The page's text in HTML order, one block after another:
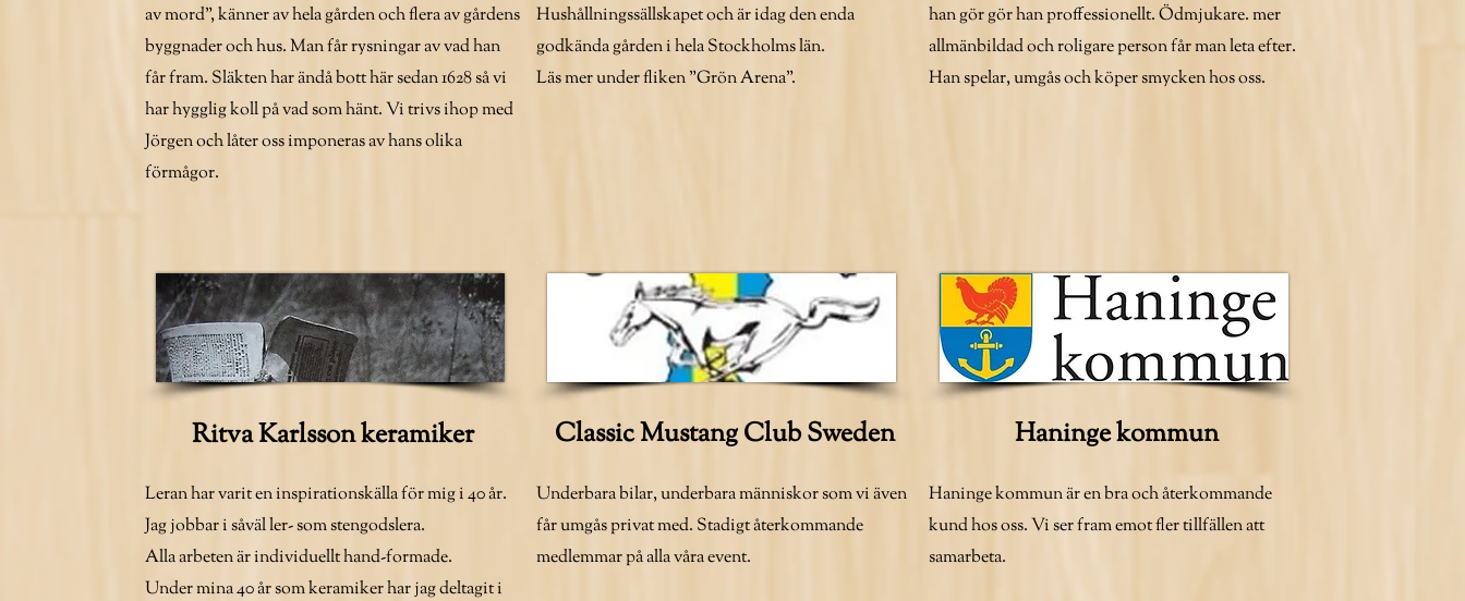
av mord", känner av hela gården och flera av gårdens
byggnader och hus. Man får rysningar av vad han
får fram. Släkten har ändå bott här sedan 1628 så vi
har hygglig koll på vad som hänt. Vi trivs ihop med
Jörgen och låter oss imponeras av hans olika
förmågor.
Hushållningssällskapet och är idag den enda
godkända gården i hela Stockholms län.
Läs mer under fliken "Grön Arena".
han gör gör han proffessionellt. Ödmjukare. mer
allmänbildad och roligare person får man leta efter.
Han spelar, umgås och köper smycken hos oss.
Ritva Karlsson keramiker
Leran har varit en inspirationskälla för mig i 40 år.
Jag jobbar i såväl ler- som stengodslera.
Alla arbeten är individuellt hand-formade.
Under mina 40 år som keramiker har jag deltagit i
Classic Mustang Club Sweden
Underbara bilar, underbara människor som vi även
får umgås privat med. Stadigt återkommande
medlemmar på alla våra event.
Haninge kommun
Haninge kommun är en bra och återkommande
kund hos oss. Vi ser fram emot fler tillfällen att
samarbeta.